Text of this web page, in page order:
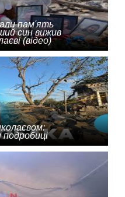
пам'ять
син вижив
(відео)
подробиці